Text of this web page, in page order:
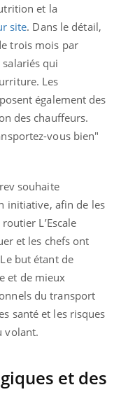
et la
site. Dans le détail,
trois mois par
qui
Les
également des
des chauffeurs.
vous bien"
souhaite
initiative, afin de les
L’Escale
et les chefs ont
but étant de
et de mieux
du transport
santé et les risques
volant.
et des